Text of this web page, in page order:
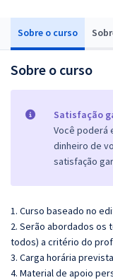
Sobre o curso
Sobre o curso
Satisfação
Você poderá
dinheiro de
satisfação
1. Curso baseado no
2. Serão abordados os
todos) a critério do
3. Carga horária
4. Material de apoio